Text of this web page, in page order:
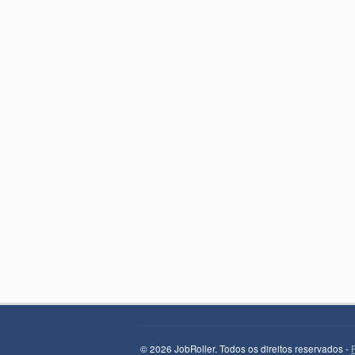
© 2026 JobRoller. Todos os direitos reservados -